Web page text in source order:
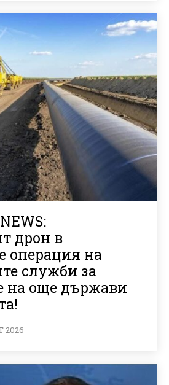
дрон в
операция на
служби за
на още държави
2026